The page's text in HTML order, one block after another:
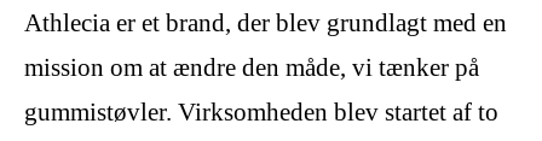
Athlecia er et brand, der blev grundlagt med en
mission om at ændre den måde, vi tænker på
gummistøvler. Virksomheden blev startet af to